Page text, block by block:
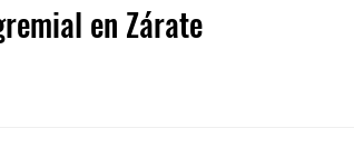
en Zárate